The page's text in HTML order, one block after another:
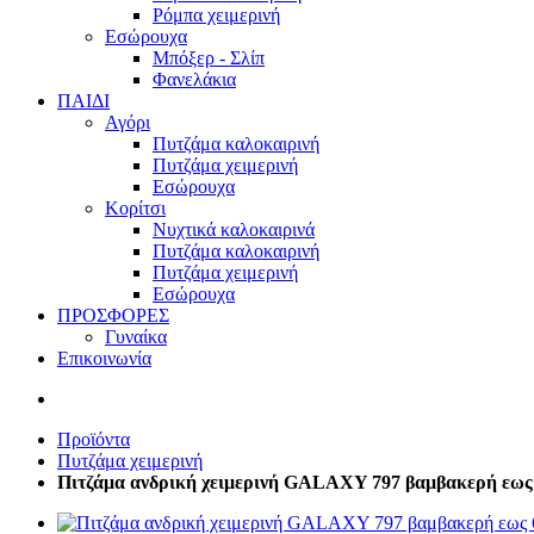
Ρόμπα χειμερινή
Εσώρουχα
Μπόξερ - Σλίπ
Φανελάκια
ΠΑΙΔΙ
Αγόρι
Πυτζάμα καλοκαιρινή
Πυτζάμα χειμερινή
Εσώρουχα
Κορίτσι
Νυχτικά καλοκαιρινά
Πυτζάμα καλοκαιρινή
Πυτζάμα χειμερινή
Εσώρουχα
ΠΡΟΣΦΟΡΕΣ
Γυναίκα
Επικοινωνία
Προϊόντα
Πυτζάμα χειμερινή
Πιτζάμα ανδρική χειμερινή GALAXY 797 βαμβακερή